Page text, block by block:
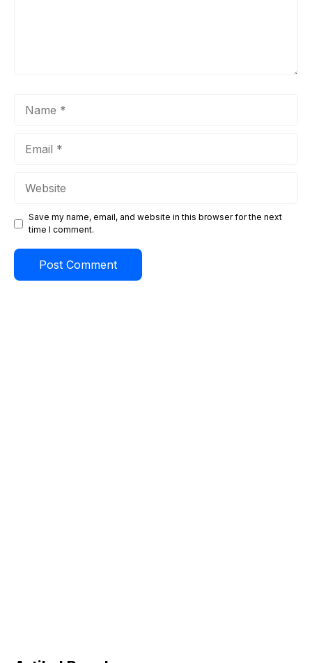
Save my name, email, and website in this browser for the next
time I comment.